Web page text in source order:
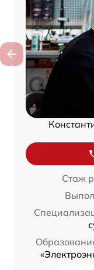
Стаж